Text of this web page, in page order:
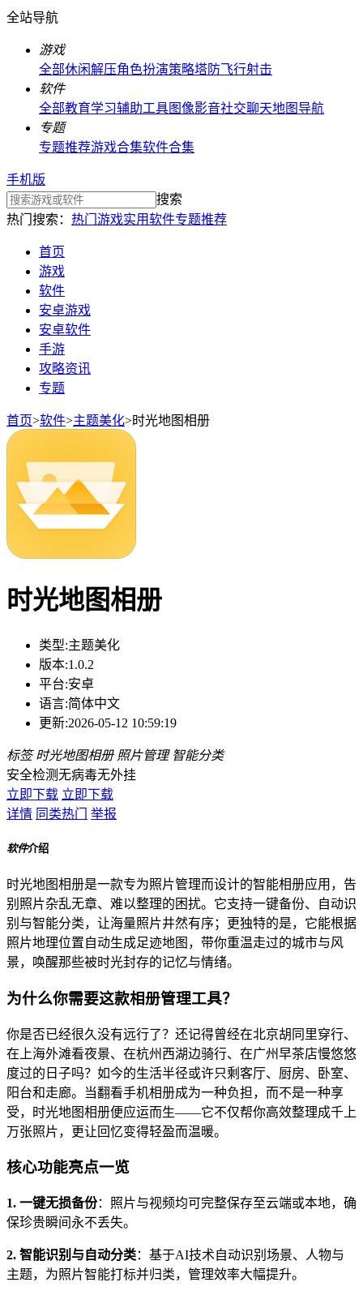
全站导航
游戏
全部休闲解压角色扮演策略塔防飞行射击
软件
全部教育学习辅助工具图像影音社交聊天地图导航
专题
专题推荐游戏合集软件合集
手机版
搜索
热门搜索： 热门游戏实用软件专题推荐
首页
游戏
软件
安卓游戏
安卓软件
手游
攻略资讯
专题
首页>软件>主题美化>时光地图相册
时光地图相册
类型:主题美化
版本:1.0.2
平台:安卓
语言:简体中文
更新:2026-05-12 10:59:19
标签 时光地图相册 照片管理 智能分类
安全检测无病毒无外挂
立即下载 立即下载
详情 同类热门 举报
软件介绍
时光地图相册是一款专为照片管理而设计的智能相册应用，告
别照片杂乱无章、难以整理的困扰。它支持一键备份、自动识
别与智能分类，让海量照片井然有序；更独特的是，它能根据
照片地理位置自动生成足迹地图，带你重温走过的城市与风
景，唤醒那些被时光封存的记忆与情绪。
为什么你需要这款相册管理工具？
你是否已经很久没有远行了？还记得曾经在北京胡同里穿行、
在上海外滩看夜景、在杭州西湖边骑行、在广州早茶店慢悠悠
度过的日子吗？如今的生活半径或许只剩客厅、厨房、卧室、
阳台和走廊。当翻看手机相册成为一种负担，而不是一种享
受，时光地图相册便应运而生——它不仅帮你高效整理成千上
万张照片，更让回忆变得轻盈而温暖。
核心功能亮点一览
1. 一键无损备份：照片与视频均可完整保存至云端或本地，确
保珍贵瞬间永不丢失。
2. 智能识别与自动分类：基于AI技术自动识别场景、人物与
主题，为照片智能打标并归类，管理效率大幅提升。